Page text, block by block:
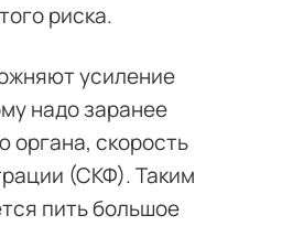
риска.
усиление
надо заранее
органа, скорость
(СКФ). Таким
пить большое